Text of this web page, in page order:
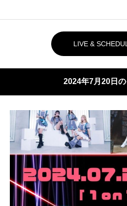
LIVE &
2024年7月20日の